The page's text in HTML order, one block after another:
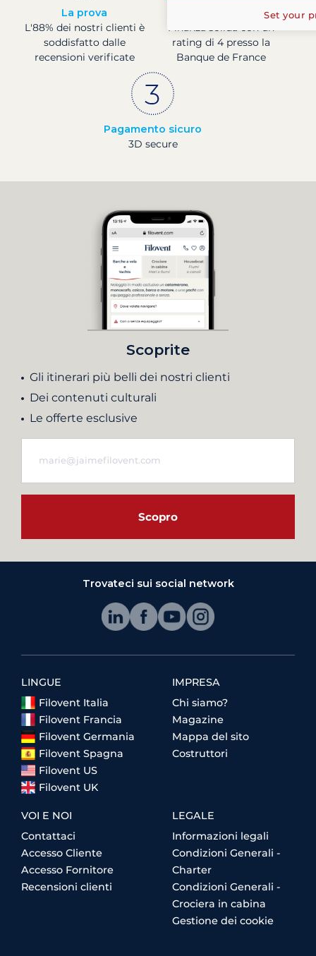
La prova
L'88% dei nostri clienti è
soddisfatto dalle
recensioni verificate
Societá francese
Finanza solida con un
rating di 4 presso la
Banque de France
Pagamento sicuro
3D secure
Scoprite
Gli itinerari più belli dei nostri clienti
Dei contenuti culturali
Le offerte esclusive
Scopro
Trovateci sui social network
LINGUE
Filovent Italia
Filovent Francia
Filovent Germania
Filovent Spagna
Filovent US
Filovent UK
IMPRESA
Chi siamo?
Magazine
Mappa del sito
Costruttori
VOI E NOI
Contattaci
Accesso Cliente
Accesso Fornitore
Recensioni clienti
LEGALE
Informazioni legali
Condizioni Generali -
Charter
Condizioni Generali -
Crociera in cabina
Gestione dei cookie
Set your